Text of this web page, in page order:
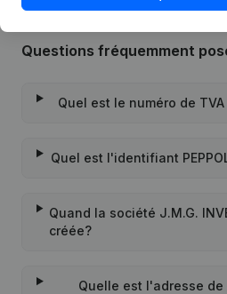
Questions fréquemment
Quel est le numéro de TVA
Quel est l'identifiant
Quand la société J.M.G.
créée?
Quelle est l'adresse de